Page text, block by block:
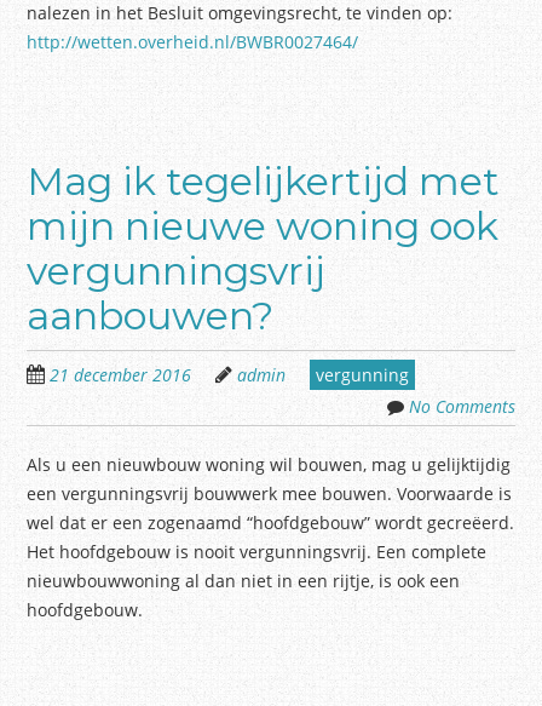
nalezen in het Besluit omgevingsrecht, te vinden op:
http://wetten.overheid.nl/BWBR0027464/
Mag ik tegelijkertijd met
mijn nieuwe woning ook
vergunningsvrij
aanbouwen?
21 december 2016 admin
vergunning
No Comments
Als u een nieuwbouw woning wil bouwen, mag u gelijktijdig
een vergunningsvrij bouwwerk mee bouwen. Voorwaarde is
wel dat er een zogenaamd “hoofdgebouw” wordt gecreëerd.
Het hoofdgebouw is nooit vergunningsvrij. Een complete
nieuwbouwwoning al dan niet in een rijtje, is ook een
hoofdgebouw.